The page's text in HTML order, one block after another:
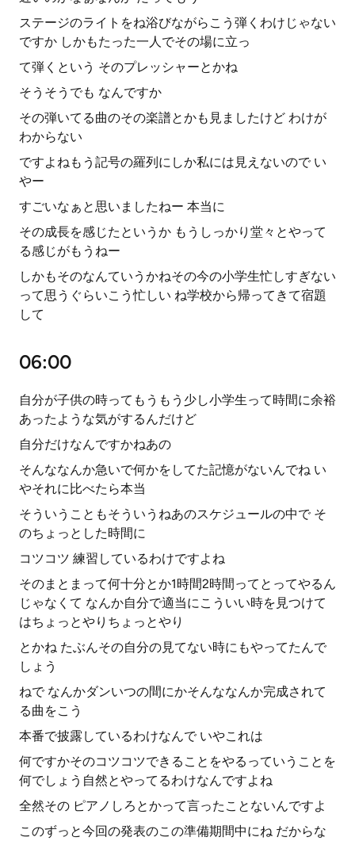
ステージのライトをね浴びながらこう弾くわけじゃない
ですか しかもたった一人でその場に立っ
て弾くという そのプレッシャーとかね
そうそうでも なんですか
その弾いてる曲のその楽譜とかも見ましたけど わけが
わからない
ですよねもう記号の羅列にしか私には見えないので い
やー
すごいなぁと思いましたねー 本当に
その成長を感じたというか もうしっかり堂々とやって
る感じがもうねー
しかもそのなんていうかねその今の小学生忙しすぎない
って思うぐらいこう忙しい ね学校から帰ってきて宿題
して
06:00
自分が子供の時ってもうもう少し小学生って時間に余裕
あったような気がするんだけど
自分だけなんですかねあの
そんななんか急いで何かをしてた記憶がないんでね い
やそれに比べたら本当
そういうこともそういうねあのスケジュールの中で そ
のちょっとした時間に
コツコツ 練習しているわけですよね
そのまとまって何十分とか1時間2時間ってとってやるん
じゃなくて なんか自分で適当にこういい時を見つけて
はちょっとやりちょっとやり
とかね たぶんその自分の見てない時にもやってたんで
しょう
ねで なんかダンいつの間にかそんななんか完成されて
る曲をこう
本番で披露しているわけなんで いやこれは
何ですかそのコツコツできることをやるっていうことを
何でしょう自然とやってるわけなんですよね
全然その ピアノしろとかって言ったことないんですよ
このずっと今回の発表のこの準備期間中にね だからな